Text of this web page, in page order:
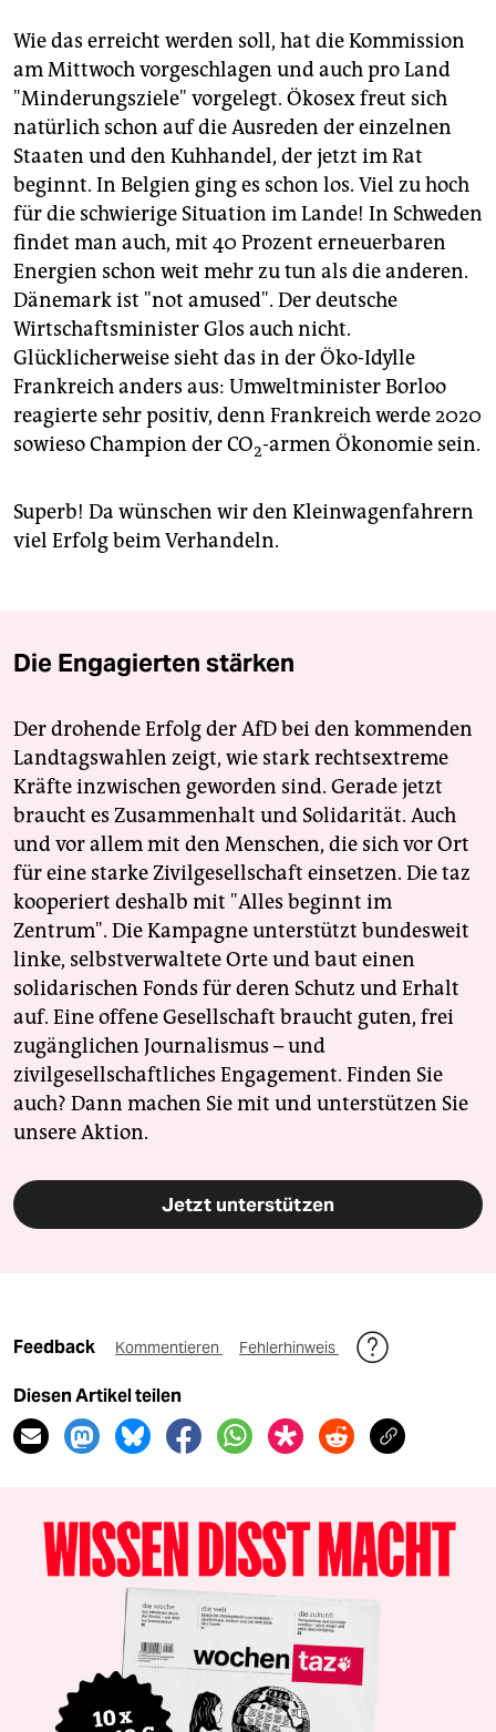
Wie das erreicht werden soll, hat die Kommission
am Mittwoch vorgeschlagen und auch pro Land
"Minderungsziele" vorgelegt. Ökosex freut sich
natürlich schon auf die Ausreden der einzelnen
Staaten und den Kuhhandel, der jetzt im Rat
beginnt. In Belgien ging es schon los. Viel zu hoch
für die schwierige Situation im Lande! In Schweden
findet man auch, mit 40 Prozent erneuerbaren
Energien schon weit mehr zu tun als die anderen.
Dänemark ist "not amused". Der deutsche
Wirtschaftsminister Glos auch nicht.
Glücklicherweise sieht das in der Öko-Idylle
Frankreich anders aus: Umweltminister Borloo
reagierte sehr positiv, denn Frankreich werde 2020
sowieso Champion der CO2-armen Ökonomie sein.
Superb! Da wünschen wir den Kleinwagenfahrern
viel Erfolg beim Verhandeln.
Die Engagierten stärken
Der drohende Erfolg der AfD bei den kommenden
Landtagswahlen zeigt, wie stark rechtsextreme
Kräfte inzwischen geworden sind. Gerade jetzt
braucht es Zusammenhalt und Solidarität. Auch
und vor allem mit den Menschen, die sich vor Ort
für eine starke Zivilgesellschaft einsetzen. Die taz
kooperiert deshalb mit "Alles beginnt im
Zentrum". Die Kampagne unterstützt bundesweit
linke, selbstverwaltete Orte und baut einen
solidarischen Fonds für deren Schutz und Erhalt
auf. Eine offene Gesellschaft braucht guten, frei
zugänglichen Journalismus – und
zivilgesellschaftliches Engagement. Finden Sie
auch? Dann machen Sie mit und unterstützen Sie
unsere Aktion.
Jetzt unterstützen
Feedback Kommentieren Fehlerhinweis
Diesen Artikel teilen